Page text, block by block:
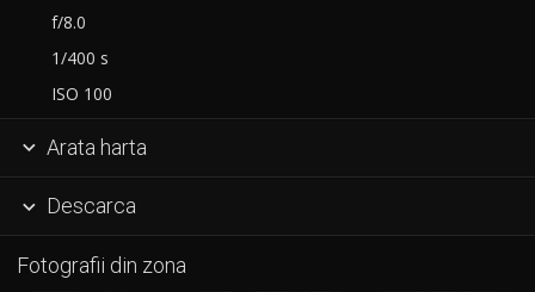
f/8.0
1/400 s
ISO 100
 Arata harta
 Descarca
Fotografii din zona